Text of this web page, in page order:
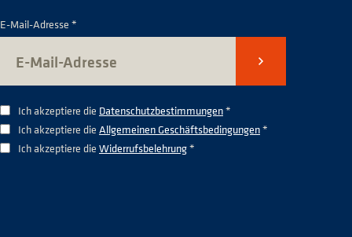
E-Mail-Adresse *
Senden
Ich akzeptiere die Datenschutzbestimmungen*
Ich akzeptiere die Allgemeinen Geschäftsbedingungen*
Ich akzeptiere die Widerrufsbelehrung*